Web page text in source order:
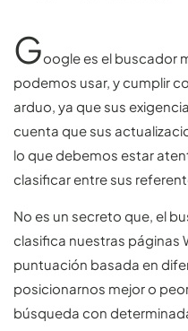
Google es el buscador
podemos usar, y cumplir
arduo, ya que sus
cuenta que sus
lo que debemos estar
clasificar entre sus
No es un secreto que, el
clasifica nuestras páginas
puntuación basada en
posicionarnos mejor o
búsqueda con